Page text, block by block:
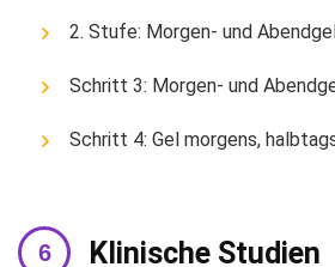
2. Stufe: Morgen- und
Schritt 3: Morgen- und
Schritt 4: Gel morgens,
Klinische Studien